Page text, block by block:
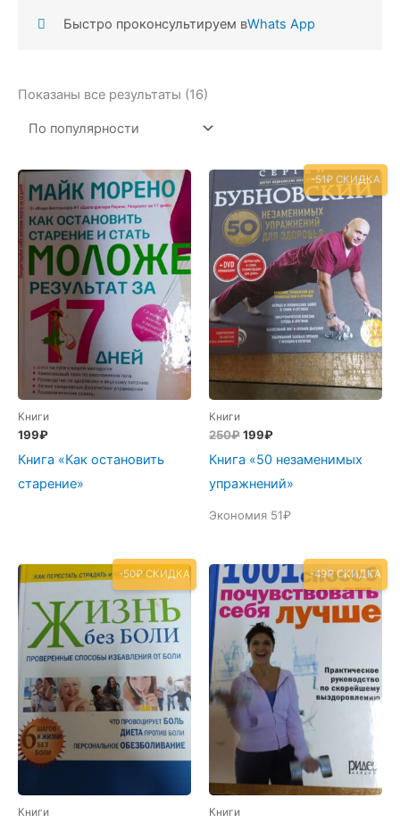
Быстро проконсультируем вWhats App
Показаны все результаты (16)
Книги
199₽
Книга «Как остановить
старение»
-51₽ СКИДКА
Книги
250₽Первоначальная
составляла
250₽.
199₽Текущая
199₽.
Книга «50 незаменимых
упражнений»
Экономия 51₽
-50₽ СКИДКА
Книги
-49₽ СКИДКА
Книги